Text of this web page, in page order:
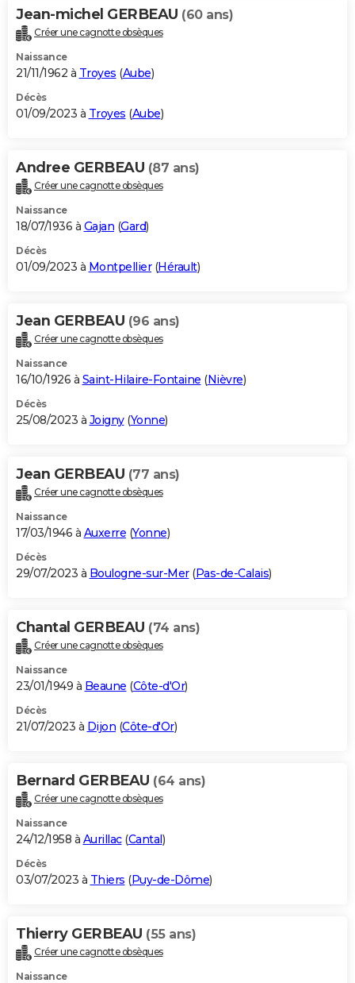
Jean-michel GERBEAU (60 ans)
Créer une cagnotte obsèques
Naissance
21/11/1962 à Troyes (Aube)
Décès
01/09/2023 à Troyes (Aube)
Andree GERBEAU (87 ans)
Créer une cagnotte obsèques
Naissance
18/07/1936 à Gajan (Gard)
Décès
01/09/2023 à Montpellier(Hérault)
Jean GERBEAU (96 ans)
Créer une cagnotte obsèques
Naissance
16/10/1926 à Saint-Hilaire-Fontaine (Nièvre)
Décès
25/08/2023 à Joigny(Yonne)
Jean GERBEAU (77 ans)
Créer une cagnotte obsèques
Naissance
17/03/1946 à Auxerre (Yonne)
Décès
29/07/2023 à Boulogne-sur-Mer(Pas-de-Calais)
Chantal GERBEAU (74 ans)
Créer une cagnotte obsèques
Naissance
23/01/1949 à Beaune (Côte-d'Or)
Décès
21/07/2023 à Dijon (Côte-d'Or)
Bernard GERBEAU (64 ans)
Créer une cagnotte obsèques
Naissance
24/12/1958 à Aurillac(Cantal)
Décès
03/07/2023 à Thiers (Puy-de-Dôme)
Thierry GERBEAU (55 ans)
Créer une cagnotte obsèques
Naissance